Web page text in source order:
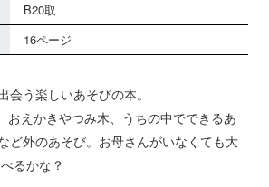
B20取
16ページ
会う楽しいあそびの本。
おえかきやつみ木、うちの中でできるあ
ど外のあそび。お母さんがいなくても大
るかな？